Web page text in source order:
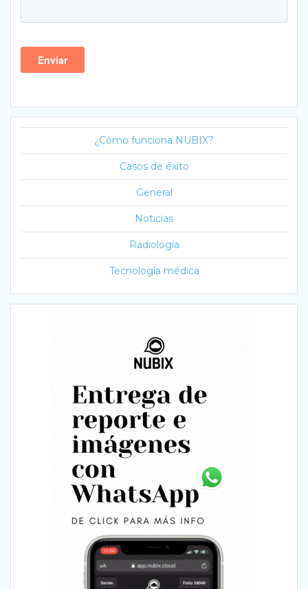
¿Cómo funciona NUBIX?
Casos de éxito
General
Noticias
Radiología
Tecnología médica